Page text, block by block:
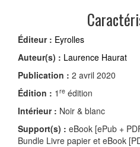
Éditeur : Eyrolles
Auteur(s) : Laurence Haurat
Publication : 2 avril 2020
Édition : 1 re édition
Intérieur : Noir & blanc
Support(s) : eBook [ePub +
Bundle Livre papier et eBook